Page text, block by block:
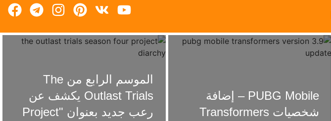
PUBG Mobile – إضافة
شخصيات Transformers
الموسم الرابع من The
Outlast Trials يكشف عن
رعب جديد بعنوان "Project